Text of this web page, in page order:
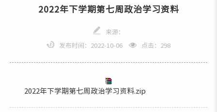
2022年下学期第七周政治学习资料
来源：
发布时间：2022-10-06 点击： 298
2022年下学期第七周政治学习资料.zip